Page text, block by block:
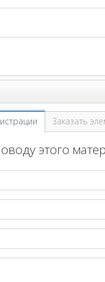
Заказать
этого